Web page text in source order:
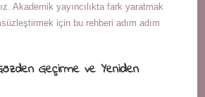
Akademik yayıncılıkta fark yaratmak
için bu rehberi adım adım
Geçirme ve Yeniden